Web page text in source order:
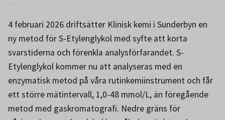
4 februari 2026 driftsätter Klinisk kemi i Sunderbyn en
ny metod för S-Etylenglykol med syfte att korta
svarstiderna och förenkla analysförfarandet. S-
Etylenglykol kommer nu att analyseras med en
enzymatisk metod på våra rutinkemiinstrument och får
ett större mätintervall, 1,0-48 mmol/L, än föregående
metod med gaskromatografi. Nedre gräns för